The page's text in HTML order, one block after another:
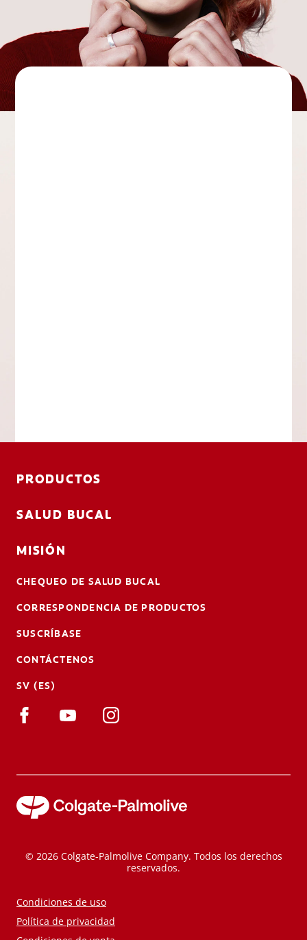
PRODUCTOS
SALUD BUCAL
MISIÓN
CHEQUEO DE SALUD BUCAL
CORRESPONDENCIA DE PRODUCTOS
SUSCRÍBASE
CONTÁCTENOS
SV (ES)
© 2026 Colgate-Palmolive Company. Todos los derechos
reservados.
Condiciones de uso
Política de privacidad